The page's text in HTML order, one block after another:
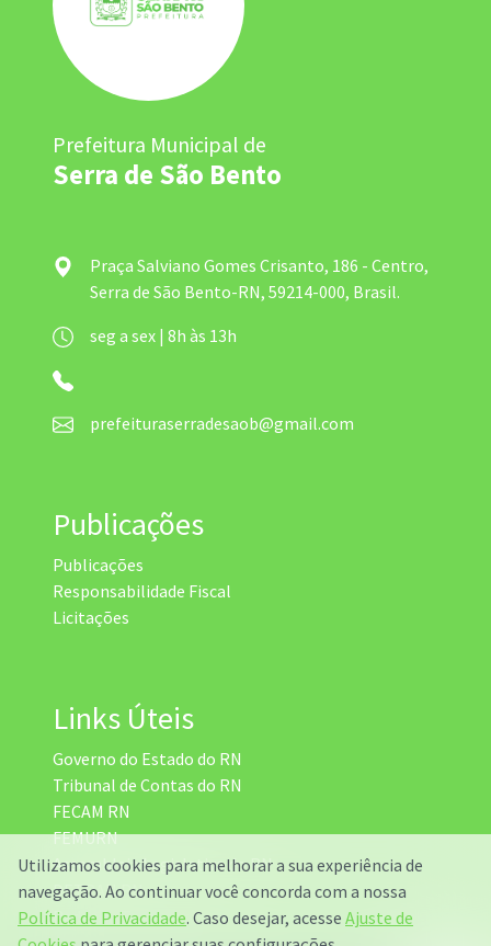
Prefeitura Municipal de
Serra de São Bento
Praça Salviano Gomes Crisanto, 186 - Centro,
Serra de São Bento-RN, 59214-000, Brasil.
seg a sex | 8h às 13h
prefeituraserradesaob@gmail.com
Publicações
Publicações
Responsabilidade Fiscal
Licitações
Links Úteis
Governo do Estado do RN
Tribunal de Contas do RN
FECAM RN
FEMURN
Assembleia Legislativa do RN
DETRAN RN
Radar da Transparência
Utilizamos cookies para melhorar a sua experiência de
navegação. Ao continuar você concorda com a nossa
Política de Privacidade. Caso desejar, acesse Ajuste de